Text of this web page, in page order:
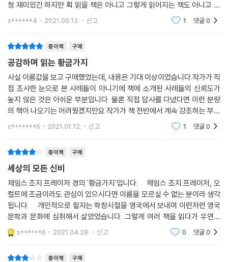
청 재미있긴 하지만 휙 읽을 책은 아니고 그렇게 읽어지는 책도 아니고 그
래서 밤마다 아직도 읽고 있어요. 읽다보면 방대해서 더 놀랍니다. 이걸 어
s******4 2021.05.13. 신고 1 댓글0
종이책 구매
공감하며 읽는 황금가지
사실 이름값을 보고 구매했었는데, 내용은 기대 이상이었습니다.작가가 직
접 조사한 눈으로 본 사례들이 아니기에 책에 소개된 사례들의 신뢰도가
높지 않은 것은 아쉬운 부분입니다. 물론 직접 답사를 다녔다면 이런 분량
의 책이 나오기는 어려웠겠지만요.작가가 책 전반에서 계속 강조하는 부분
은 인류의 고대 시절, 원시 시절간의 공통점입니다. 그래서 원본이 1900년
c*******6 2021.01.12. 신고 1 댓글0
종이책 구매
세상의 모든 신비
제임스 조지 프레이저 경의 '황금가지'입니다. 제임스 조지 프레이저, 오
컬트에 조금이라도 관심이 있으시다면 이름을 모르실 수 없는 분이라 생각
됩니다. 개인적으로 필자는 학창시절을 영국에서 보내며 이런저런 영국
문학과 문화에 심취해서 살았었습니다. 그렇게 여러 책을 읽다가 우연히
동네의 오래된 책방에서 'The Golden Bough'라는 책을 접하게 되었습
니다. 영어
s******6 2021.04.28. 신고 0 댓글0
종이책 구매